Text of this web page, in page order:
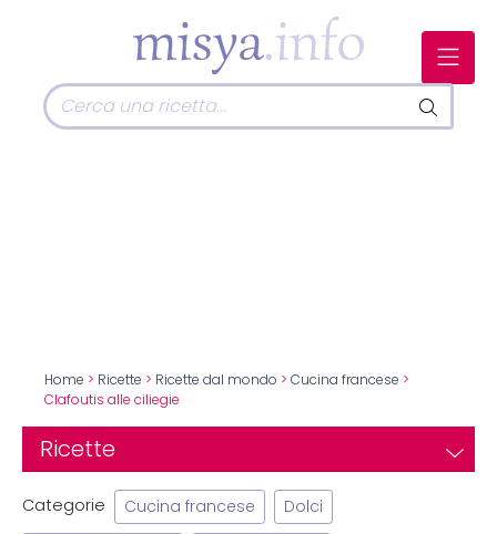
Home > Ricette > Ricette dal mondo > Cucina francese >
Clafoutis alle ciliegie
Ricette
Categorie Cucina francese Dolci